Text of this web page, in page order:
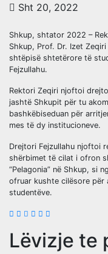
Sht 20, 2022
Shkup, shtator 2022 –
Shkup, Prof. Dr. Izet
shtëpisë shtetërore të
Fejzullahu.
Rektori Zeqiri njoftoi
jashtë Shkupit për tu
bashkëbiseduan për
mes të dy institucioneve.
Drejtori Fejzullahu njoftoi
shërbimet të cilat i ofron
“Pelagonia” në Shkup, si
ofruar kushte cilësore për
studentëve.
Lëvizje te